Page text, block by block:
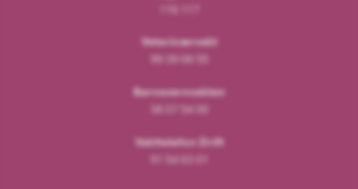
116 117
Veterinærvakt
99 39 08 55
Barnevernvakten
38 07 54 00
Vakttelefon Drift
91 54 63 01